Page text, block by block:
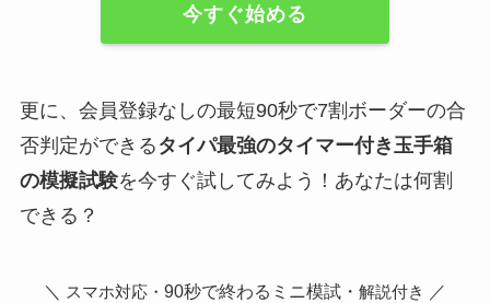
今すぐ始める
更に、会員登録なしの最短90秒で7割ボーダーの合
否判定ができる タイパ最強のタイマー付き玉手箱
の模擬試験を今すぐ試してみよう！あなたは何割
できる？
＼ スマホ対応・ 90秒で終わるミニ模試・ 解説付き ／